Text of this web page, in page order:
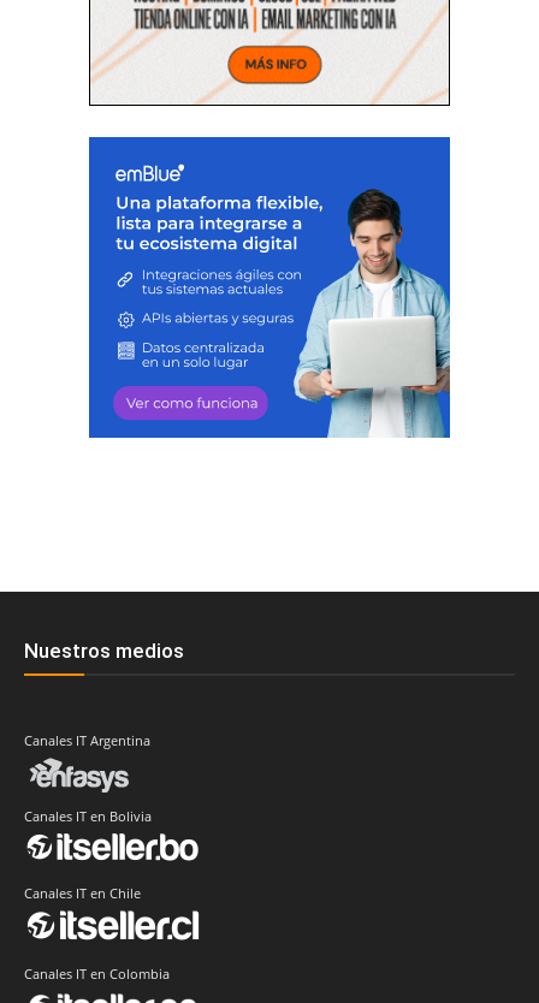
Nuestros medios
Canales IT Argentina
Canales IT en Bolivia
Canales IT en Chile
Canales IT en Colombia